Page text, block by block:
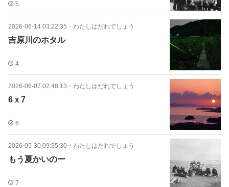
5
2026-06-14 03:22:35 ・ わたしはだれでしょう
吉原川のホタル
4
2026-06-07 02:48:13 ・ わたしはだれでしょう
6ｘ7
6
2026-05-30 09:35:30 ・ わたしはだれでしょう
もう夏かいのー
7